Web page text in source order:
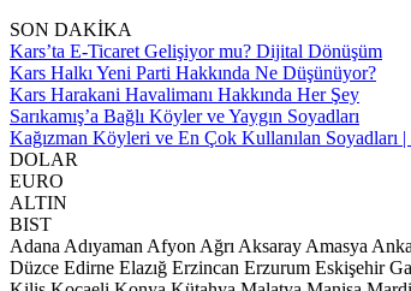
SON DAKİKA
Kars’ta E-Ticaret Gelişiyor mu? Dijital Dönüşüm
Kars Halkı Yeni Parti Hakkında Ne Düşünüyor?
Kars Harakani Havalimanı Hakkında Her Şey
Sarıkamış’a Bağlı Köyler ve Yaygın Soyadları
Kağızman Köyleri ve En Çok Kullanılan Soyadları
DOLAR
EURO
ALTIN
BIST
Adana Adıyaman Afyon Ağrı Aksaray Amasya
Düzce Edirne Elazığ Erzincan Erzurum Eskişehir